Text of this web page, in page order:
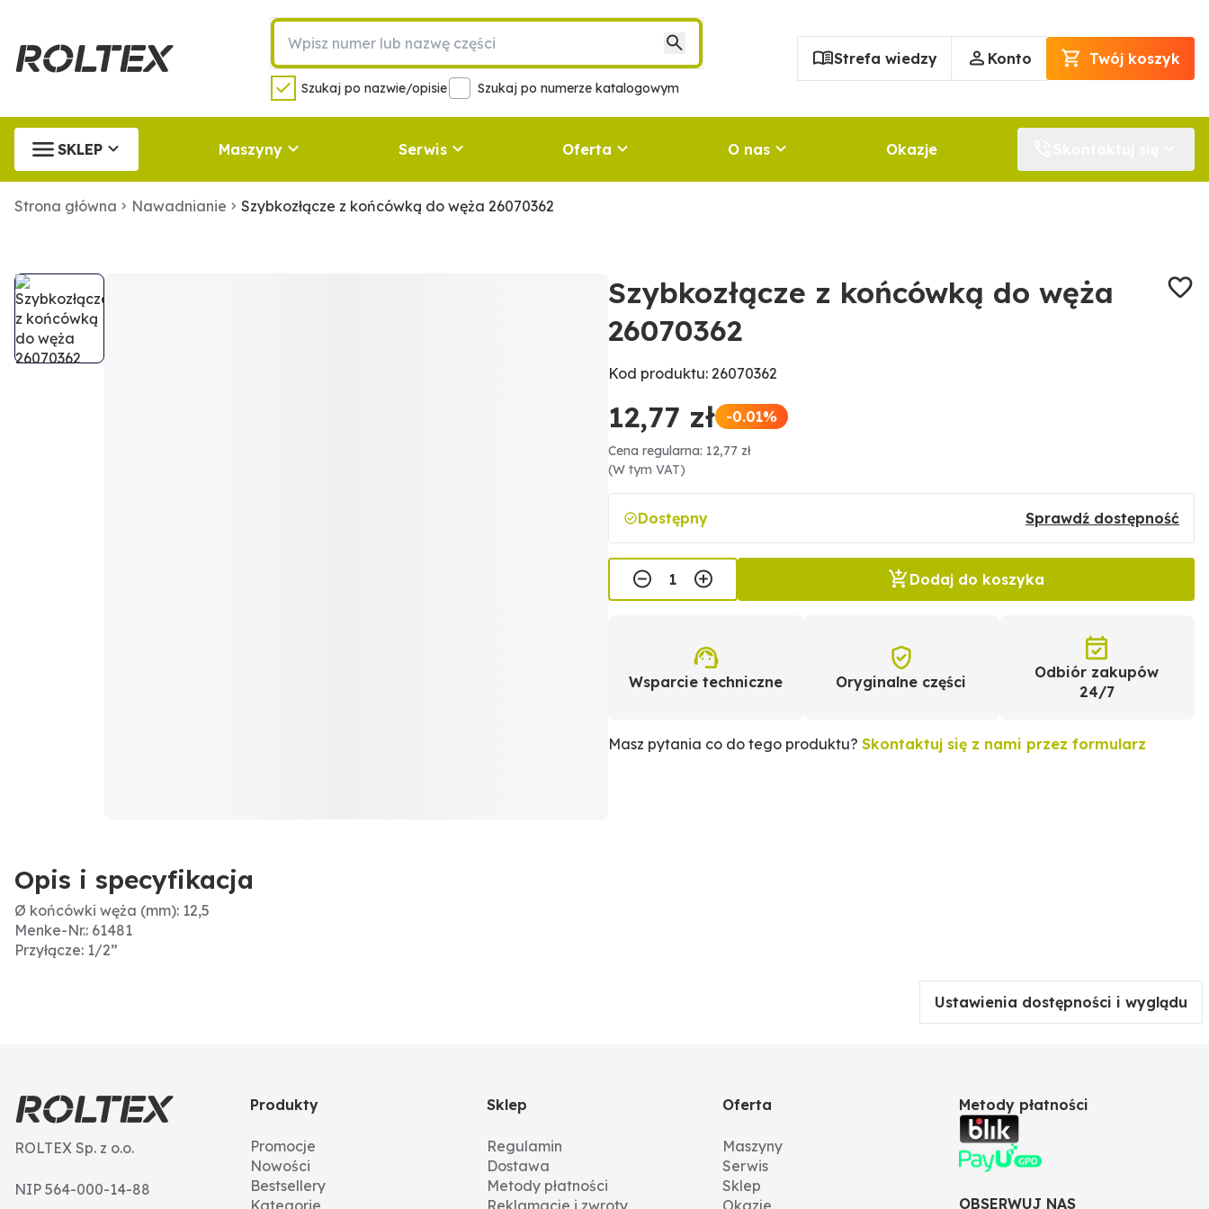
Szukaj po nazwie/opisie Szukaj po numerze katalogowym
Strefa wiedzy Konto Twój koszyk
SKLEP Maszyny Serwis Oferta O nas Okazje
Strona główna Nawadnianie Szybkozłącze z końcówką do węża 26070362
Szybkozłącze z końcówką do węża
26070362
Kod produktu: 26070362
12,77 zł -0.01%
Cena regularna: 12,77 zł
(W tym VAT)
Dostępny Sprawdź dostępność
Dodaj do koszyka
Wsparcie techniczne Oryginalne części
Odbiór zakupów
24/7
Masz pytania co do tego produktu? Skontaktuj się z nami przez formularz
Opis i specyfikacja
Ø końcówki węża (mm): 12,5
Menke-Nr.: 61481
Przyłącze: 1/2”
Ustawienia dostępności i wyglądu
ROLTEX Sp. z o.o.
NIP 564-000-14-88
Produkty
Promocje
Nowości
Bestsellery
Kategorie
Sklep
Regulamin
Dostawa
Metody płatności
Reklamacje i zwroty
Oferta
Maszyny
Serwis
Sklep
Okazje
Metody płatności
OBSERWUJ NAS